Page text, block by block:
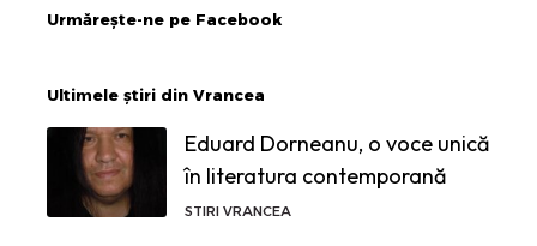
Urmărește-ne pe Facebook
Ultimele știri din Vrancea
Eduard Dorneanu, o voce unică
în literatura contemporană
STIRI VRANCEA